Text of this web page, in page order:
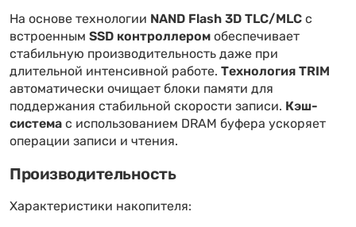
На основе технологии NAND Flash 3D TLC/MLCс
встроенным SSD контроллеромобеспечивает
стабильную производительность даже при
длительной интенсивной работе. Технология TRIM
автоматически очищает блоки памяти для
поддержания стабильной скорости записи. Кэш-
системас использованием DRAM буфера ускоряет
операции записи и чтения.
Производительность
Характеристики накопителя: